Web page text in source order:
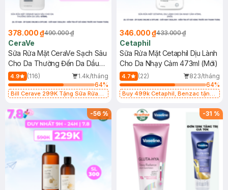
378.000 ₫490.000 ₫
CeraVe
Sữa Rửa Mặt CeraVe Sạch Sâu
Cho Da Thường Đến Da Dầu
473ml
4.9 (116)
1.4k/tháng
64%
Bill Cerave 299K Tặng Sữa Rửa
346.000 ₫433.000 ₫
Cetaphil
Sữa Rửa Mặt Cetaphil Dịu Lành
Cho Da Nhạy Cảm 473ml (Mới)
4.7 (22)
823/tháng
64%
Buy 499k Cetaphil, Benzac tặng
-56% -31 %